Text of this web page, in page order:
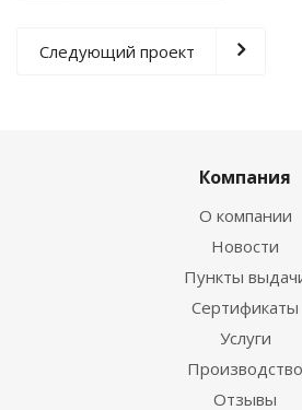
Следующий проект
Компания
О компании
Новости
Пункты
Сертификаты
Услуги
Производство
Отзывы